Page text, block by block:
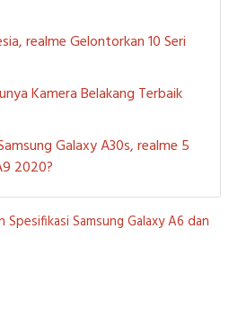
realme Gelontorkan 10 Seri
Kamera Belakang Terbaik
Galaxy A30s, realme 5
2020?
Spesifikasi Samsung Galaxy A6 dan